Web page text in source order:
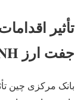
جفت‌ ارز USD/CNH و سایر ارزهای اصلی